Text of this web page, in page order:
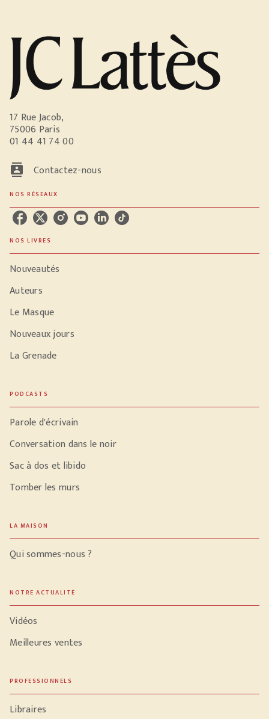
17 Rue Jacob,
75006 Paris
01 44 41 74 00
contacts Contactez-nous
NOS RÉSEAUX
NOS LIVRES
Nouveautés
Auteurs
Le Masque
Nouveaux jours
La Grenade
PODCASTS
Parole d'écrivain
Conversation dans le noir
Sac à dos et libido
Tomber les murs
LA MAISON
Qui sommes-nous ?
NOTRE ACTUALITÉ
Vidéos
Meilleures ventes
PROFESSIONNELS
Libraires